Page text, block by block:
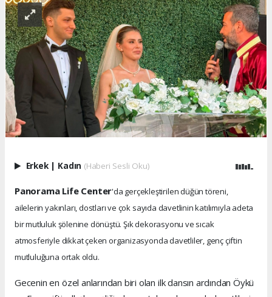
Erkek | Kadın (Haberi Sesli Oku)
Panorama Life Center'da gerçekleştirilen düğün töreni,
ailelerin yakınları, dostları ve çok sayıda davetlinin katılımıyla adeta
bir mutluluk şölenine dönüştü. Şık dekorasyonu ve sıcak
atmosferiyle dikkat çeken organizasyonda davetliler, genç çiftin
mutluluğuna ortak oldu.
Gecenin en özel anlarından biri olan ilk dansın ardından Öykü